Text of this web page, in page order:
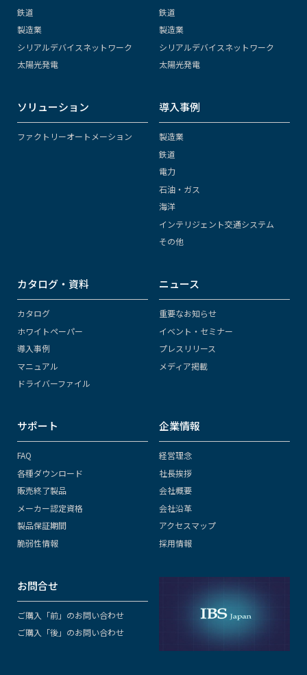
鉄道
製造業
シリアルデバイスネットワーク
太陽光発電
鉄道
製造業
シリアルデバイスネットワーク
太陽光発電
ソリューション
ファクトリーオートメーション
導入事例
製造業
鉄道
電力
石油・ガス
海洋
インテリジェント交通システム
その他
カタログ・資料
カタログ
ホワイトペーパー
導入事例
マニュアル
ドライバーファイル
ニュース
重要なお知らせ
イベント・セミナー
プレスリリース
メディア掲載
サポート
FAQ
各種ダウンロード
販売終了製品
メーカー認定資格
製品保証期間
脆弱性情報
企業情報
経営理念
社長挨拶
会社概要
会社沿革
アクセスマップ
採用情報
お問合せ
ご購入「前」のお問い合わせ
ご購入「後」のお問い合わせ